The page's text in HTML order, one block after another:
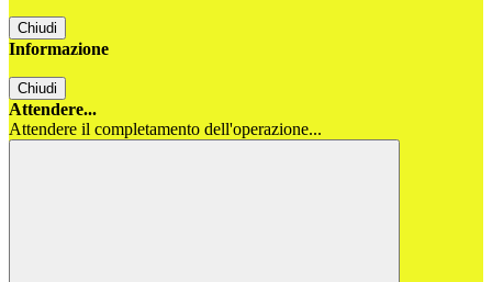
Chiudi
Informazione
Chiudi
Attendere...
Attendere il completamento dell'operazione...